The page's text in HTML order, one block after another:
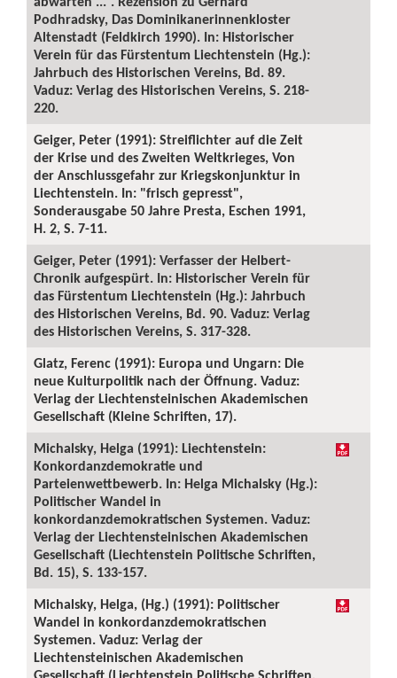
Podhradsky, Das Dominikanerinnenkloster
Altenstadt (Feldkirch 1990). In: Historischer
Verein für das Fürstentum Liechtenstein (Hg.):
Jahrbuch des Historischen Vereins, Bd. 89.
Vaduz: Verlag des Historischen Vereins, S. 218-
220.
Geiger, Peter (1991): Streiflichter auf die Zeit
der Krise und des Zweiten Weltkrieges, Von
der Anschlussgefahr zur Kriegskonjunktur in
Liechtenstein. In: "frisch gepresst",
Sonderausgabe 50 Jahre Presta, Eschen 1991,
H. 2, S. 7-11.
Geiger, Peter (1991): Verfasser der Helbert-
Chronik aufgespürt. In: Historischer Verein für
das Fürstentum Liechtenstein (Hg.): Jahrbuch
des Historischen Vereins, Bd. 90. Vaduz: Verlag
des Historischen Vereins, S. 317-328.
Glatz, Ferenc (1991): Europa und Ungarn: Die
neue Kulturpolitik nach der Öffnung. Vaduz:
Verlag der Liechtensteinischen Akademischen
Gesellschaft (Kleine Schriften, 17).
Michalsky, Helga (1991): Liechtenstein:
Konkordanzdemokratie und
Parteienwettbewerb. In: Helga Michalsky (Hg.):
Politischer Wandel in
konkordanzdemokratischen Systemen. Vaduz:
Verlag der Liechtensteinischen Akademischen
Gesellschaft (Liechtenstein Politische Schriften,
Bd. 15), S. 133-157.
Michalsky, Helga, (Hg.) (1991): Politischer
Wandel in konkordanzdemokratischen
Systemen. Vaduz: Verlag der
Liechtensteinischen Akademischen